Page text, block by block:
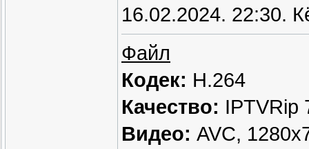
16.02.2024. 22:30.
Файл
Кодек: H.264
Качество: IPTVRip
Видео: AVC,